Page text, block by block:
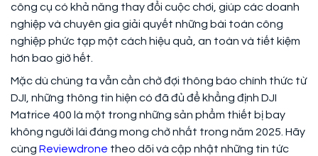
công cụ có khả năng thay đổi cuộc chơi, giúp các doanh
nghiệp và chuyên gia giải quyết những bài toán công
nghiệp phức tạp một cách hiệu quả, an toàn và tiết kiệm
hơn bao giờ hết.
Mặc dù chúng ta vẫn cần chờ đợi thông báo chính thức từ
DJI, những thông tin hiện có đã đủ để khẳng định DJI
Matrice 400 là một trong những sản phẩm thiết bị bay
không người lái đáng mong chờ nhất trong năm 2025. Hãy
cùng Reviewdrone theo dõi và cập nhật những tin tức